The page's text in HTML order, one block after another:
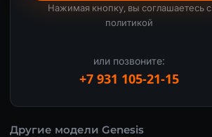
Нажимая кнопку, вы соглашаетесь с
политикой
или позвоните:
+7 931 105-21-15
Другие модели Genesis